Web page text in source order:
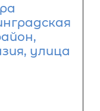
улица